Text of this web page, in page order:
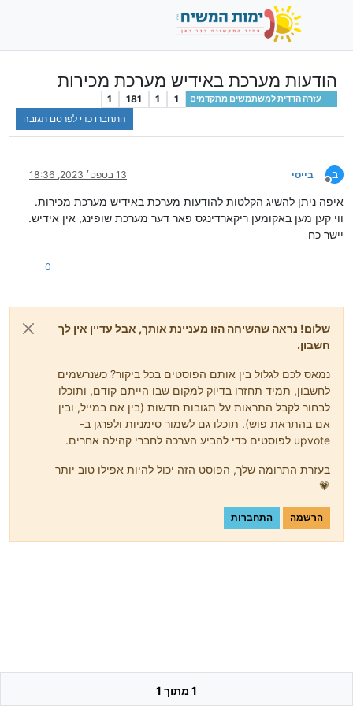
הודעות מערכת באידיש מערכת מכירות
עזרה הדדית למשתמשים מתקדמים 1
1
181
1
התחברו כדי לפרסם תגובה
ב
מנותק
בייסי 13 בספט׳ 2023, 18:36
איפה ניתן להשיג הקלטות להודעות מערכת באידיש מערכת מכירות.
ווי קען מען באקומען ריקארדינגס פאר דער מערכת שופינג, אין אידיש.
יישר כח
0
שלום! נראה שהשיחה הזו מעניינת אותך, אבל עדיין אין לך
חשבון.
נמאס לכם לגלול בין אותם הפוסטים בכל ביקור? כשנרשמים
לחשבון, תמיד תחזרו בדיוק למקום שבו הייתם קודם, ותוכלו
לבחור לקבל התראות על תגובות חדשות (בין אם במייל, ובין
אם בהתראת פוש). תוכלו גם לשמור סימניות ולפרגן ב-
upvote לפוסטים כדי להביע הערכה לחברי קהילה אחרים.
בעזרת התרומה שלך, הפוסט הזה יכול להיות אפילו טוב יותר
💗
הרשמה התחברות
1 מתוך 1